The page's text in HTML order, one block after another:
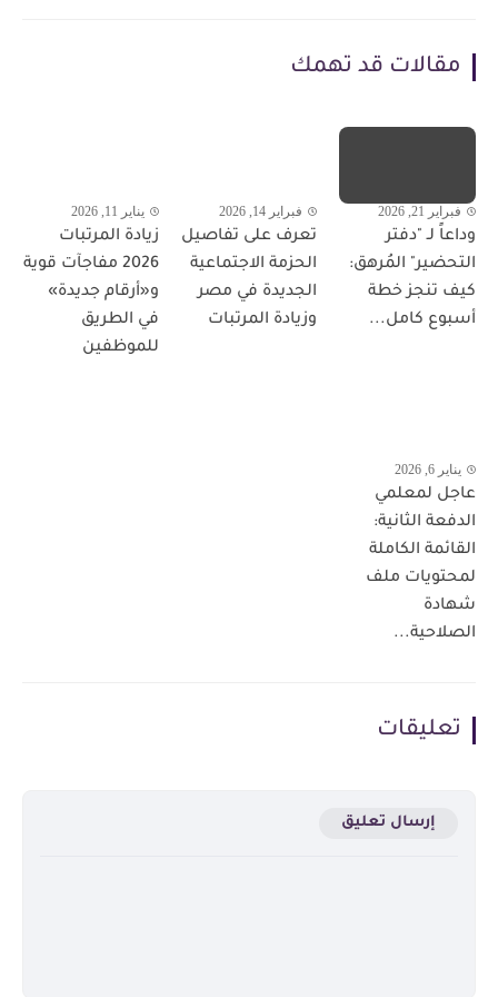
مقالات قد تهمك
فبراير 21, 2026
وداعاً لـ "دفتر
التحضير" المُرهق:
كيف تنجز خطة
أسبوع كامل...
فبراير 14, 2026
تعرف على تفاصيل
الحزمة الاجتماعية
الجديدة في مصر
وزيادة المرتبات
يناير 11, 2026
زيادة المرتبات
2026 مفاجآت قوية
و«أرقام جديدة»
في الطريق
للموظفين
يناير 6, 2026
عاجل لمعلمي
الدفعة الثانية:
القائمة الكاملة
لمحتويات ملف
شهادة
الصلاحية...
تعليقات
إرسال تعليق